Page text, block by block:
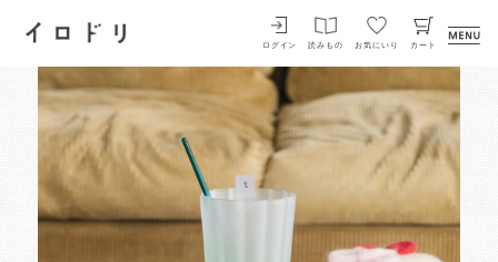
イロドリ
ログイン 読みもの お気にいり カート